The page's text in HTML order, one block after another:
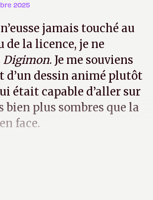
2025
jamais touché au
de la licence, je ne
Digimon. Je me souviens
d’un dessin animé plutôt
était capable d’aller sur
bien plus sombres que la
face.